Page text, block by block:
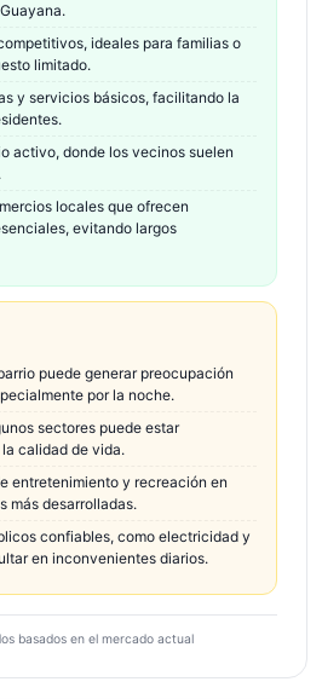
ideales para familias o
limitado.
y servicios básicos, facilitando la
activo, donde los vecinos suelen
locales que ofrecen
evitando largos
puede generar preocupación
por la noche.
sectores puede estar
calidad de vida.
entretenimiento y recreación en
más desarrolladas.
confiables, como electricidad y
en inconvenientes diarios.
basados en el mercado actual